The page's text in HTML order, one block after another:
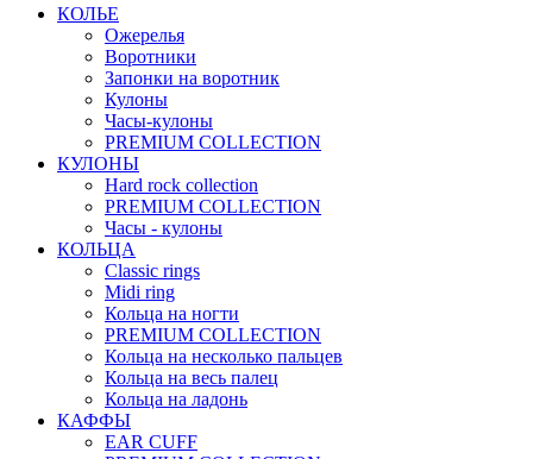
КОЛЬЕ
Ожерелья
Воротники
Запонки на воротник
Кулоны
Часы-кулоны
PREMIUM COLLECTION
КУЛОНЫ
Hard rock collection
PREMIUM COLLECTION
Часы - кулоны
КОЛЬЦА
Classic rings
Midi ring
Кольца на ногти
PREMIUM COLLECTION
Кольца на несколько пальцев
Кольца на весь палец
Кольца на ладонь
КАФФЫ
EAR CUFF